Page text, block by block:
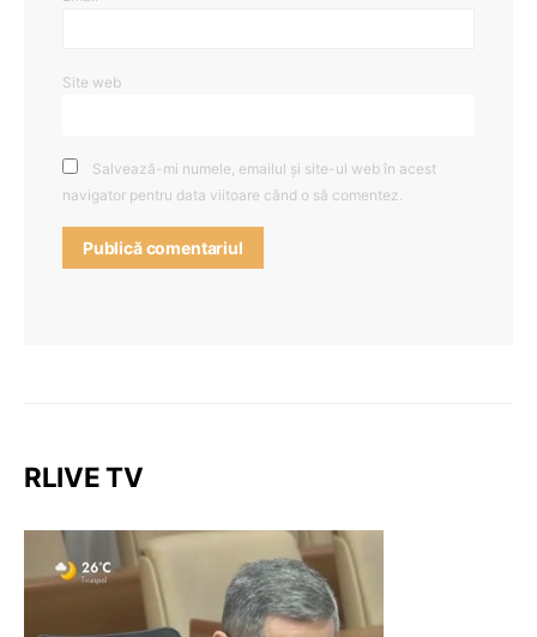
Site web
Salvează-mi numele, emailul și site-ul web în acest
navigator pentru data viitoare când o să comentez.
RLIVE TV